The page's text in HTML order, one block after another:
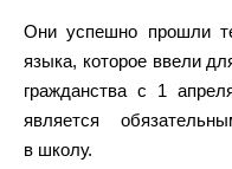
Они успешно прошли
языка, которое ввели
гражданства с 1
является
в школу.